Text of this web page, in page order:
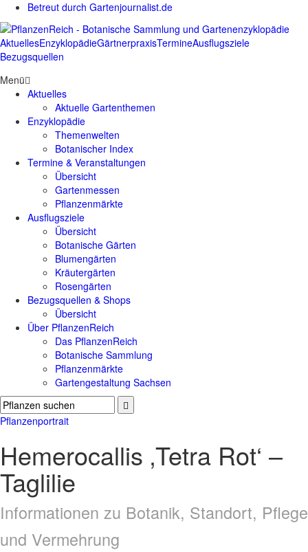
Betreut durch Gartenjournalist.de
AktuellesEnzyklopädieGärtnerpraxisTermineAusflugsziele
Bezugsquellen
Menü
Aktuelles
Aktuelle Gartenthemen
Enzyklopädie
Themenwelten
Botanischer Index
Termine & Veranstaltungen
Übersicht
Gartenmessen
Pflanzenmärkte
Ausflugsziele
Übersicht
Botanische Gärten
Blumengärten
Kräutergärten
Rosengärten
Bezugsquellen & Shops
Übersicht
Über PflanzenReich
Das PflanzenReich
Botanische Sammlung
Pflanzenmärkte
Gartengestaltung Sachsen
Pflanzenportrait
Hemerocallis ‚Tetra Rot‘ –
Taglilie
Informationen zu Botanik, Standort, Pflege
und Vermehrung